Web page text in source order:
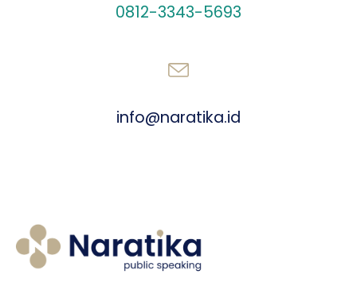
0812-3343-5693
info@naratika.id